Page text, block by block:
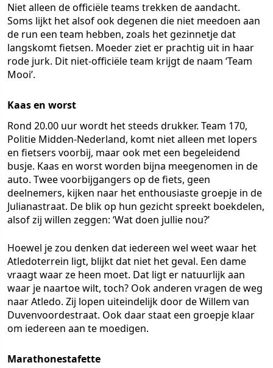
Niet alleen de officiële teams trekken de aandacht.
Soms lijkt het alsof ook degenen die niet meedoen aan
de run een team hebben, zoals het gezinnetje dat
langskomt fietsen. Moeder ziet er prachtig uit in haar
rode jurk. Dit niet-officiële team krijgt de naam ‘Team
Mooi’.
Kaas en worst
Rond 20.00 uur wordt het steeds drukker. Team 170,
Politie Midden-Nederland, komt niet alleen met lopers
en fietsers voorbij, maar ook met een begeleidend
busje. Kaas en worst worden bijna meegenomen in de
auto. Twee voorbijgangers op de fiets, geen
deelnemers, kijken naar het enthousiaste groepje in de
Julianastraat. De blik op hun gezicht spreekt boekdelen,
alsof zij willen zeggen: ‘Wat doen jullie nou?’
Hoewel je zou denken dat iedereen wel weet waar het
Atledoterrein ligt, blijkt dat niet het geval. Een dame
vraagt waar ze heen moet. Dat ligt er natuurlijk aan
waar je naartoe wilt, toch? Ook anderen vragen de weg
naar Atledo. Zij lopen uiteindelijk door de Willem van
Duvenvoordestraat. Ook daar staat een groepje klaar
om iedereen aan te moedigen.
Marathonestafette